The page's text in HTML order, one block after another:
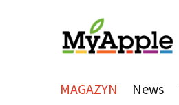
MAGAZYN News